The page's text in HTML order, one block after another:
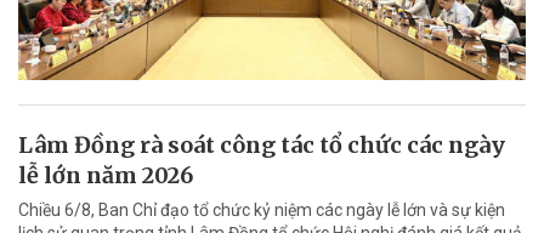
Lâm Đồng rà soát công tác tổ chức các ngày
lễ lớn năm 2026
Chiều 6/8, Ban Chỉ đạo tổ chức kỷ niệm các ngày lễ lớn và sự kiện